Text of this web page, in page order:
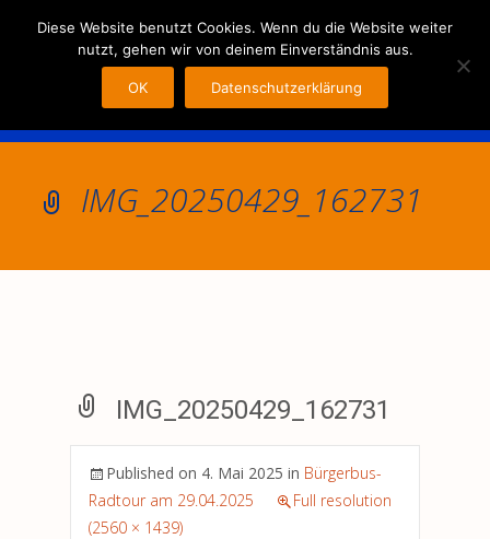
IMG_20250429_162731
IMG_20250429_162731
Published on 4. Mai 2025 in Bürgerbus-
Radtour am 29.04.2025
Full resolution
(2560 × 1439)
MENU
Diese Website benutzt Cookies. Wenn du die Website weiter
nutzt, gehen wir von deinem Einverständnis aus.
OK Datenschutzerklärung